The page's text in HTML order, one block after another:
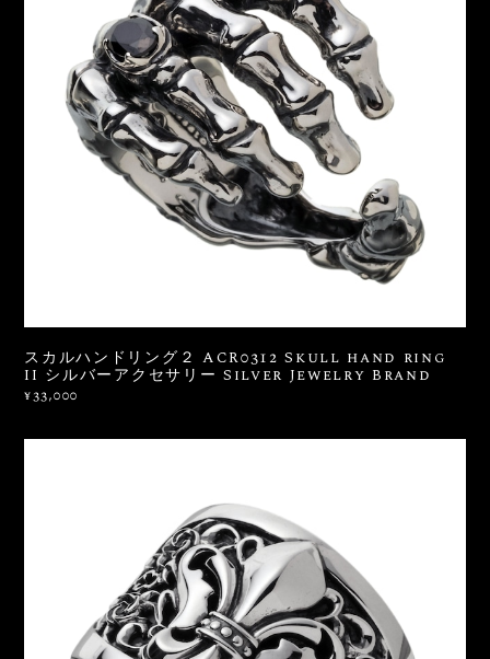
スカルハンドリング２ ACR0312 Skull hand ring
II シルバーアクセサリー Silver Jewelry Brand
¥33,000